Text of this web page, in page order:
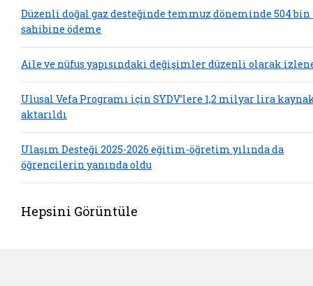
Düzenli doğal gaz desteğinde temmuz döneminde 504
sahibine ödeme
Aile ve nüfus yapısındaki değişimler düzenli olarak
Ulusal Vefa Programı için SYDV’lere 1,2 milyar lira
aktarıldı
Ulaşım Desteği 2025-2026 eğitim-öğretim yılında da
öğrencilerin yanında oldu
Hepsini Görüntüle